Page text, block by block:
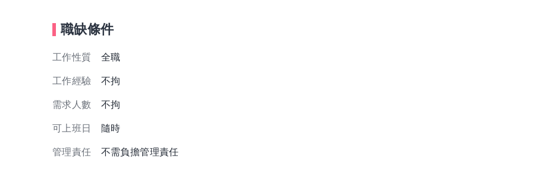
職缺條件
工作性質 全職
工作經驗 不拘
需求人數 不拘
可上班日 隨時
管理責任 不需負擔管理責任